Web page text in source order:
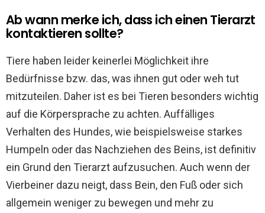
Ab wann merke ich, dass ich einen Tierarzt
kontaktieren sollte?
Tiere haben leider keinerlei Möglichkeit ihre
Bedürfnisse bzw. das, was ihnen gut oder weh tut
mitzuteilen. Daher ist es bei Tieren besonders wichtig
auf die Körpersprache zu achten. Auffälliges
Verhalten des Hundes, wie beispielsweise starkes
Humpeln oder das Nachziehen des Beins, ist definitiv
ein Grund den Tierarzt aufzusuchen. Auch wenn der
Vierbeiner dazu neigt, dass Bein, den Fuß oder sich
allgemein weniger zu bewegen und mehr zu